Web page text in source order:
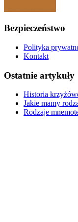
Bezpieczeństwo
Polityka
Kontakt
Ostatnie artykuły
Historia
Jakie mamy
Rodzaje